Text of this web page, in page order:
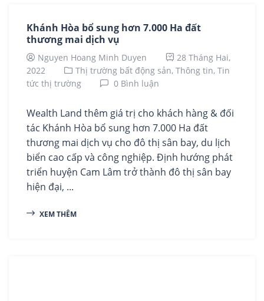
Khánh Hòa bổ sung hơn 7.000 Ha đất
thương mai dịch vụ
Nguyen Hoang Minh Duyen
28 Tháng Hai,
2022
Thị trường bất động sản, Thông tin, Tin
tức thị trường
0 Bình luận
Wealth Land thêm giá trị cho khách hàng & đối
tác Khánh Hòa bổ sung hơn 7.000 Ha đất
thương mai dịch vụ cho đô thị sân bay, du lịch
biển cao cấp và công nghiệp. Định hướng phát
triển huyện Cam Lâm trở thành đô thị sân bay
hiện đại, ...
XEM THÊM